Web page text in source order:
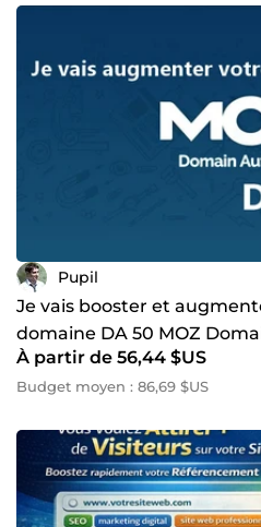
Pupil
Je vais booster et
domaine DA 50 MOZ
À partir de 56,44 $US
Budget moyen : 86,69 $US